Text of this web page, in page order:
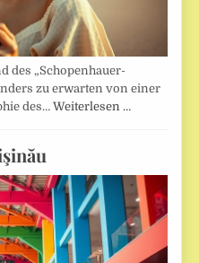
des „Schopenhauer-
zu erwarten von einer
des…Weiterlesen …